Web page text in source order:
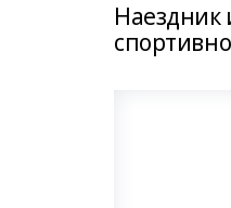
Наездник